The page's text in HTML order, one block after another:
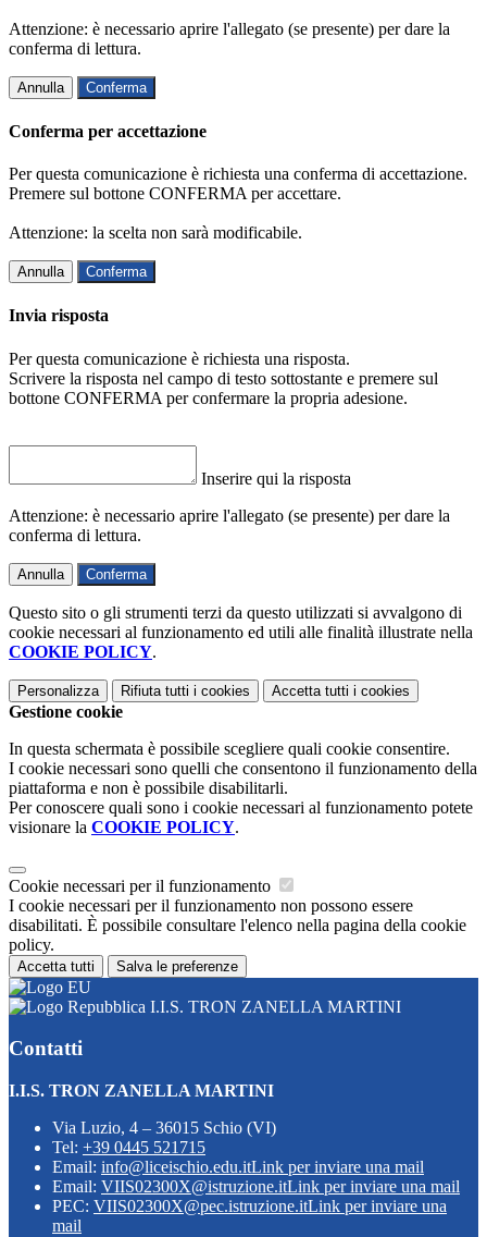
Attenzione: è necessario aprire l'allegato (se presente) per dare la
conferma di lettura.
Annulla Conferma
Conferma per accettazione
Per questa comunicazione è richiesta una conferma di accettazione.
Premere sul bottone CONFERMA per accettare.
Attenzione: la scelta non sarà modificabile.
Annulla Conferma
Invia risposta
Per questa comunicazione è richiesta una risposta.
Scrivere la risposta nel campo di testo sottostante e premere sul
bottone CONFERMA per confermare la propria adesione.
Inserire qui la risposta
Attenzione: è necessario aprire l'allegato (se presente) per dare la
conferma di lettura.
Annulla Conferma
Questo sito o gli strumenti terzi da questo utilizzati si avvalgono di
cookie necessari al funzionamento ed utili alle finalità illustrate nella
COOKIE POLICY.
Personalizza Rifiuta tutti i cookies Accetta tutti i cookies
Gestione cookie
In questa schermata è possibile scegliere quali cookie consentire.
I cookie necessari sono quelli che consentono il funzionamento della
piattaforma e non è possibile disabilitarli.
Per conoscere quali sono i cookie necessari al funzionamento potete
visionare la COOKIE POLICY.
Cookie necessari per il funzionamento
I cookie necessari per il funzionamento non possono essere
disabilitati. È possibile consultare l'elenco nella pagina della cookie
policy.
Accetta tutti Salva le preferenze
I.I.S. TRON ZANELLA MARTINI
Contatti
I.I.S. TRON ZANELLA MARTINI
Via Luzio, 4 – 36015 Schio (VI)
Tel: +39 0445 521715
Email: info@liceischio.edu.itLink per inviare una mail
Email: VIIS02300X@istruzione.itLink per inviare una mail
PEC: VIIS02300X@pec.istruzione.itLink per inviare una
mail